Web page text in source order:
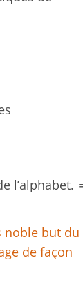
l’alphabet.
noble but du
de façon